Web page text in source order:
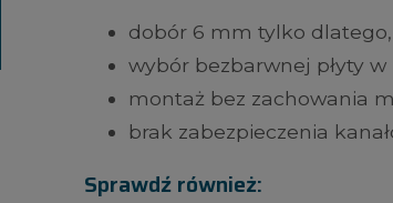
dobór 6 mm tylko
wybór bezbarwnej płyty
montaż bez zachowania
brak zabezpieczenia
Sprawdź również: